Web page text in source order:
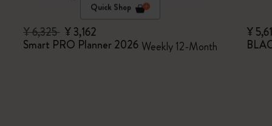
Quick Shop
¥ 6,325 ¥ 3,162
Smart PRO Planner 2026 Weekly 12-Month
¥